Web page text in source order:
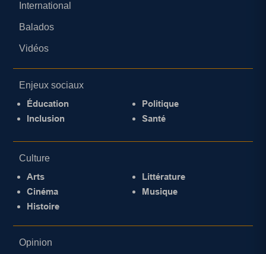
International
Balados
Vidéos
Enjeux sociaux
Éducation
Inclusion
Politique
Santé
Culture
Arts
Cinéma
Histoire
Littérature
Musique
Opinion